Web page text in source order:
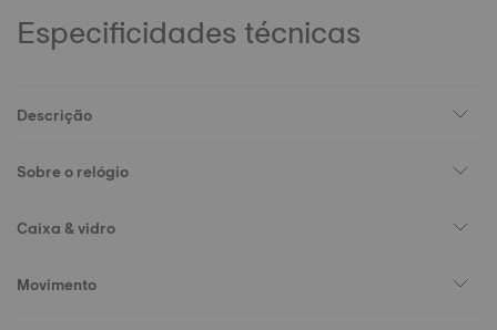
Especificidades técnicas
Descrição
Sobre o relógio
Caixa & vidro
Movimento